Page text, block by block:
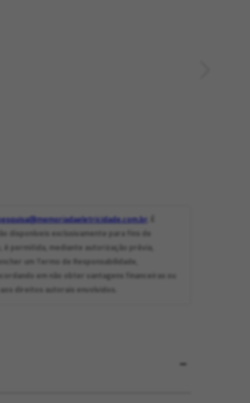
disponíveis exclusivamente para fins de
permitida, mediante autorização prévia,
um Termo de Responsabilidade,
em não obter vantagens financeiras ou
direitos autorais envolvidos.